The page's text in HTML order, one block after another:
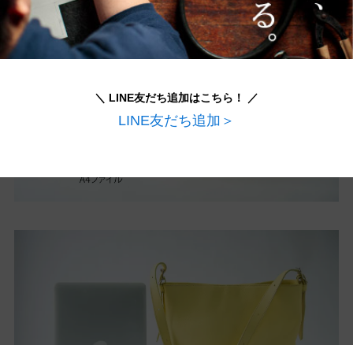
＼ LINE友だち追加はこちら！ ／
LINE友だち追加＞